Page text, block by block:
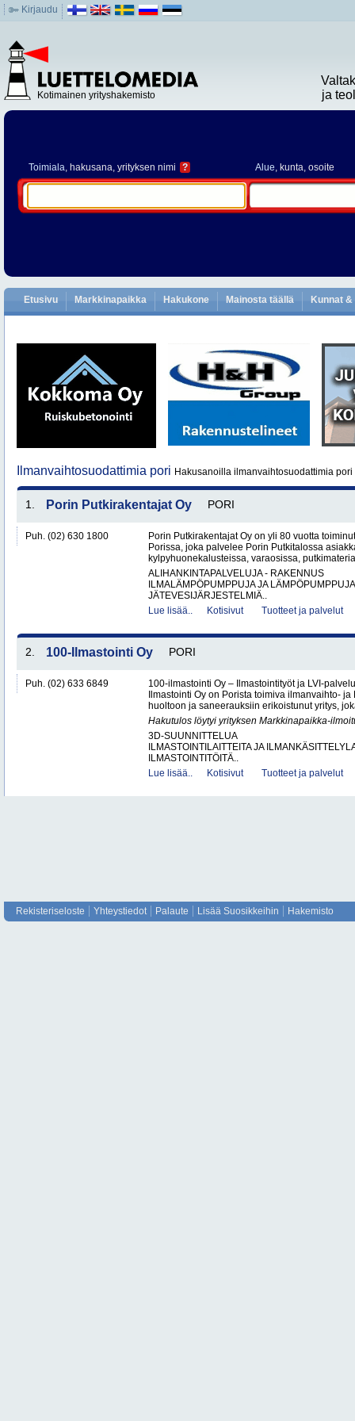
Kirjaudu
Kotimainen yrityshakemisto
ja
Toimiala, hakusana, yrityksen nimi ? Alue, kunta, osoite
Etusivu Markkinapaikka Hakukone Mainosta täällä Kunnat
Ilmanvaihtosuodattimia pori Hakusanoilla ilmanvaihtosuodattimia
1. Porin Putkirakentajat Oy PORI
Puh. (02) 630 1800
Porin Putkirakentajat Oy on yli 80 vuotta
Porissa, joka palvelee Porin Putkitalossa
kylpyhuonekalusteissa, varaosissa,
ALIHANKINTAPALVELUJA - RAKENNUS
ILMALÄMPÖPUMPPUJA JA LÄMPÖPUMPPUJA
JÄTEVESIJÄRJESTELMIÄ..
Lue lisää..
Kotisivut Tuotteet ja palvelut
2. 100-Ilmastointi Oy PORI
Puh. (02) 633 6849
100-ilmastointi Oy – Ilmastointityöt ja LVI-
Ilmastointi Oy on Porista toimiva ilmanvaihto-
huoltoon ja saneerauksiin erikoistunut yritys,
Hakutulos löytyi yrityksen Markkinapaikka-
3D-SUUNNITTELUA
ILMASTOINTILAITTEITA JA
ILMASTOINTITÖITÄ..
Lue lisää..
Kotisivut Tuotteet ja palvelut
Rekisteriseloste Yhteystiedot Palaute Lisää Suosikkeihin Hakemisto